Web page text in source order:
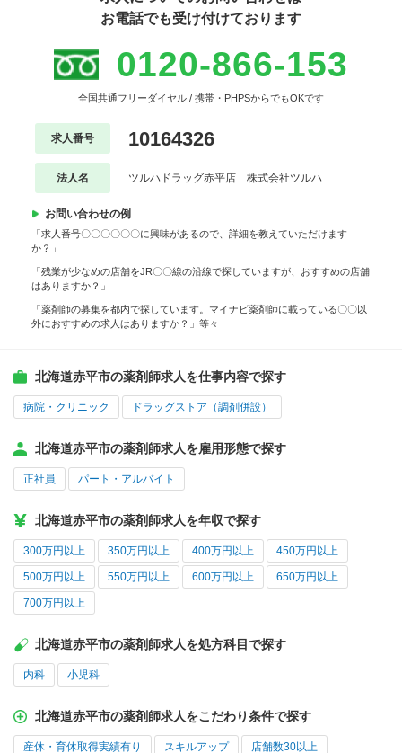
お電話でも受け付けております
0120-866-153
全国共通フリーダイヤル / 携帯・PHPSからでもOKです
求人番号 10164326
法人名 ツルハドラッグ赤平店 株式会社ツルハ
お問い合わせの例
「求人番号〇〇〇〇〇〇に興味があるので、詳細を教えていただけます
か？」
「残業が少なめの店舗をJR〇〇線の沿線で探していますが、おすすめの店舗
はありますか？」
「薬剤師の募集を都内で探しています。マイナビ薬剤師に載っている〇〇以
外におすすめの求人はありますか？」等々
北海道赤平市の薬剤師求人を仕事内容で探す
病院・クリニック ドラッグストア（調剤併設）
北海道赤平市の薬剤師求人を雇用形態で探す
正社員 パート・アルバイト
北海道赤平市の薬剤師求人を年収で探す
300万円以上 350万円以上 400万円以上 450万円以上
500万円以上 550万円以上 600万円以上 650万円以上
700万円以上
北海道赤平市の薬剤師求人を処方科目で探す
内科 小児科
北海道赤平市の薬剤師求人をこだわり条件で探す
産休・育休取得実績有り スキルアップ 店舗数30以上